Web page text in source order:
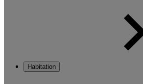
Habitation